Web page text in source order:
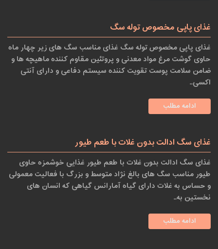
غذای پاپی مخصوص توله سگ
غذای پاپی مخصوص توله سگ غذای مناسب سگ های زیر چهار ماه
حاوی گوشت مرغ مواد معدنی و پروتئین مقاوم کننده ماهیچه ها و
ضامن سلامت پوست تقویت کننده سیستم دفاعی و دارای آنتی
اکسی..
ادامه مطلب
غذای سگ ادالت بدون غلات با طعم طیور
غذای سگ ادالت بدون غلات با طعم طیور غذایی خوشمزه حاوی
طیور مناسب سگ های بالغ نژاد متوسط و بزرگ با فعالیت معمولی
و حساس به غلات دارای گیاه آمارانس گیاهی که انسان های
نخستین به..
ادامه مطلب